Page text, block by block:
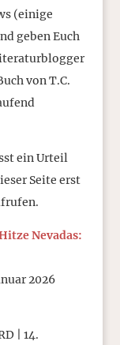
(einige
geben Euch
von T.C.
ein Urteil
Seite erst
Nevadas:
2026
| 14.